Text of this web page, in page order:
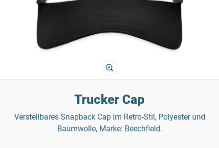
Trucker Cap
Verstellbares Snapback Cap im Retro-Stil, Polyester und
Baumwolle, Marke: Beechfield.